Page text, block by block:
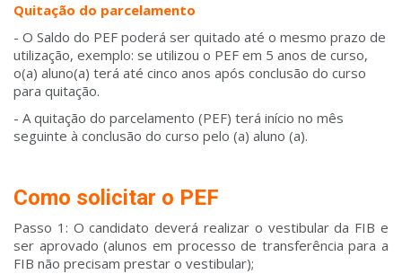
Quitação do parcelamento
- O Saldo do PEF poderá ser quitado até o mesmo prazo de
utilização, exemplo: se utilizou o PEF em 5 anos de curso,
o(a) aluno(a) terá até cinco anos após conclusão do curso
para quitação.
- A quitação do parcelamento (PEF) terá início no mês
seguinte à conclusão do curso pelo (a) aluno (a).
Como solicitar o PEF
Passo 1: O candidato deverá realizar o vestibular da FIB e
ser aprovado (alunos em processo de transferência para a
FIB não precisam prestar o vestibular);